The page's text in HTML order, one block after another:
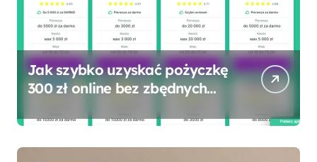
Jak szybko uzyskać pożyczkę
300 zł online bez zbędnych